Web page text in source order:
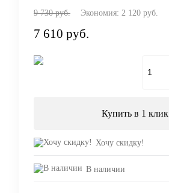
9 730 руб. Экономия: 2 120 руб.
7 610 руб.
Купить в 1 клик
Хочу скидку!
В наличии